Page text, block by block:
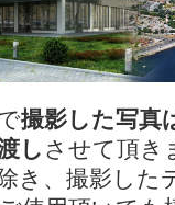
撮影した写真
し させて頂き
き、撮影した